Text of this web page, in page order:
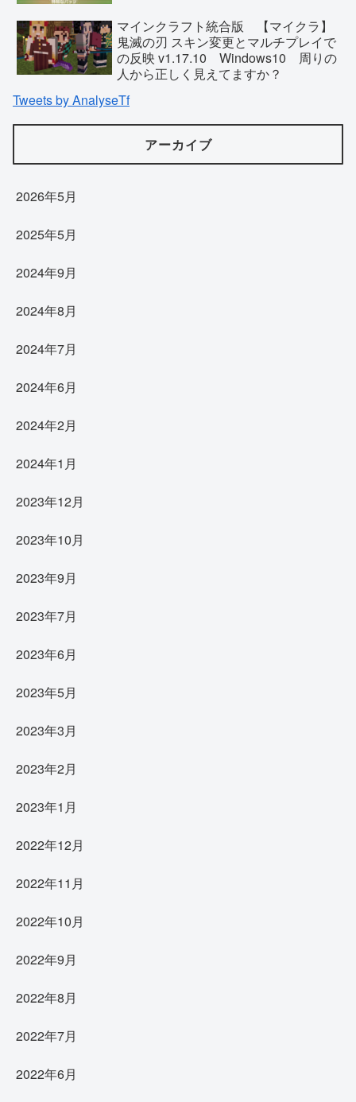
マインクラフト統合版 【マイクラ】
鬼滅の刃 スキン変更とマルチプレイで
の反映 v1.17.10 Windows10 周りの
人から正しく見えてますか？
Tweets by AnalyseTf
アーカイブ
2026年5月
2025年5月
2024年9月
2024年8月
2024年7月
2024年6月
2024年2月
2024年1月
2023年12月
2023年10月
2023年9月
2023年7月
2023年6月
2023年5月
2023年3月
2023年2月
2023年1月
2022年12月
2022年11月
2022年10月
2022年9月
2022年8月
2022年7月
2022年6月